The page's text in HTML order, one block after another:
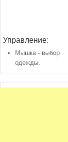
Управление:
Мышка - выбор
одежды.